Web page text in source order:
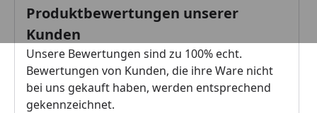
Produktbewertungen unserer
Kunden
Unsere Bewertungen sind zu 100% echt.
Bewertungen von Kunden, die ihre Ware nicht
bei uns gekauft haben, werden entsprechend
gekennzeichnet.